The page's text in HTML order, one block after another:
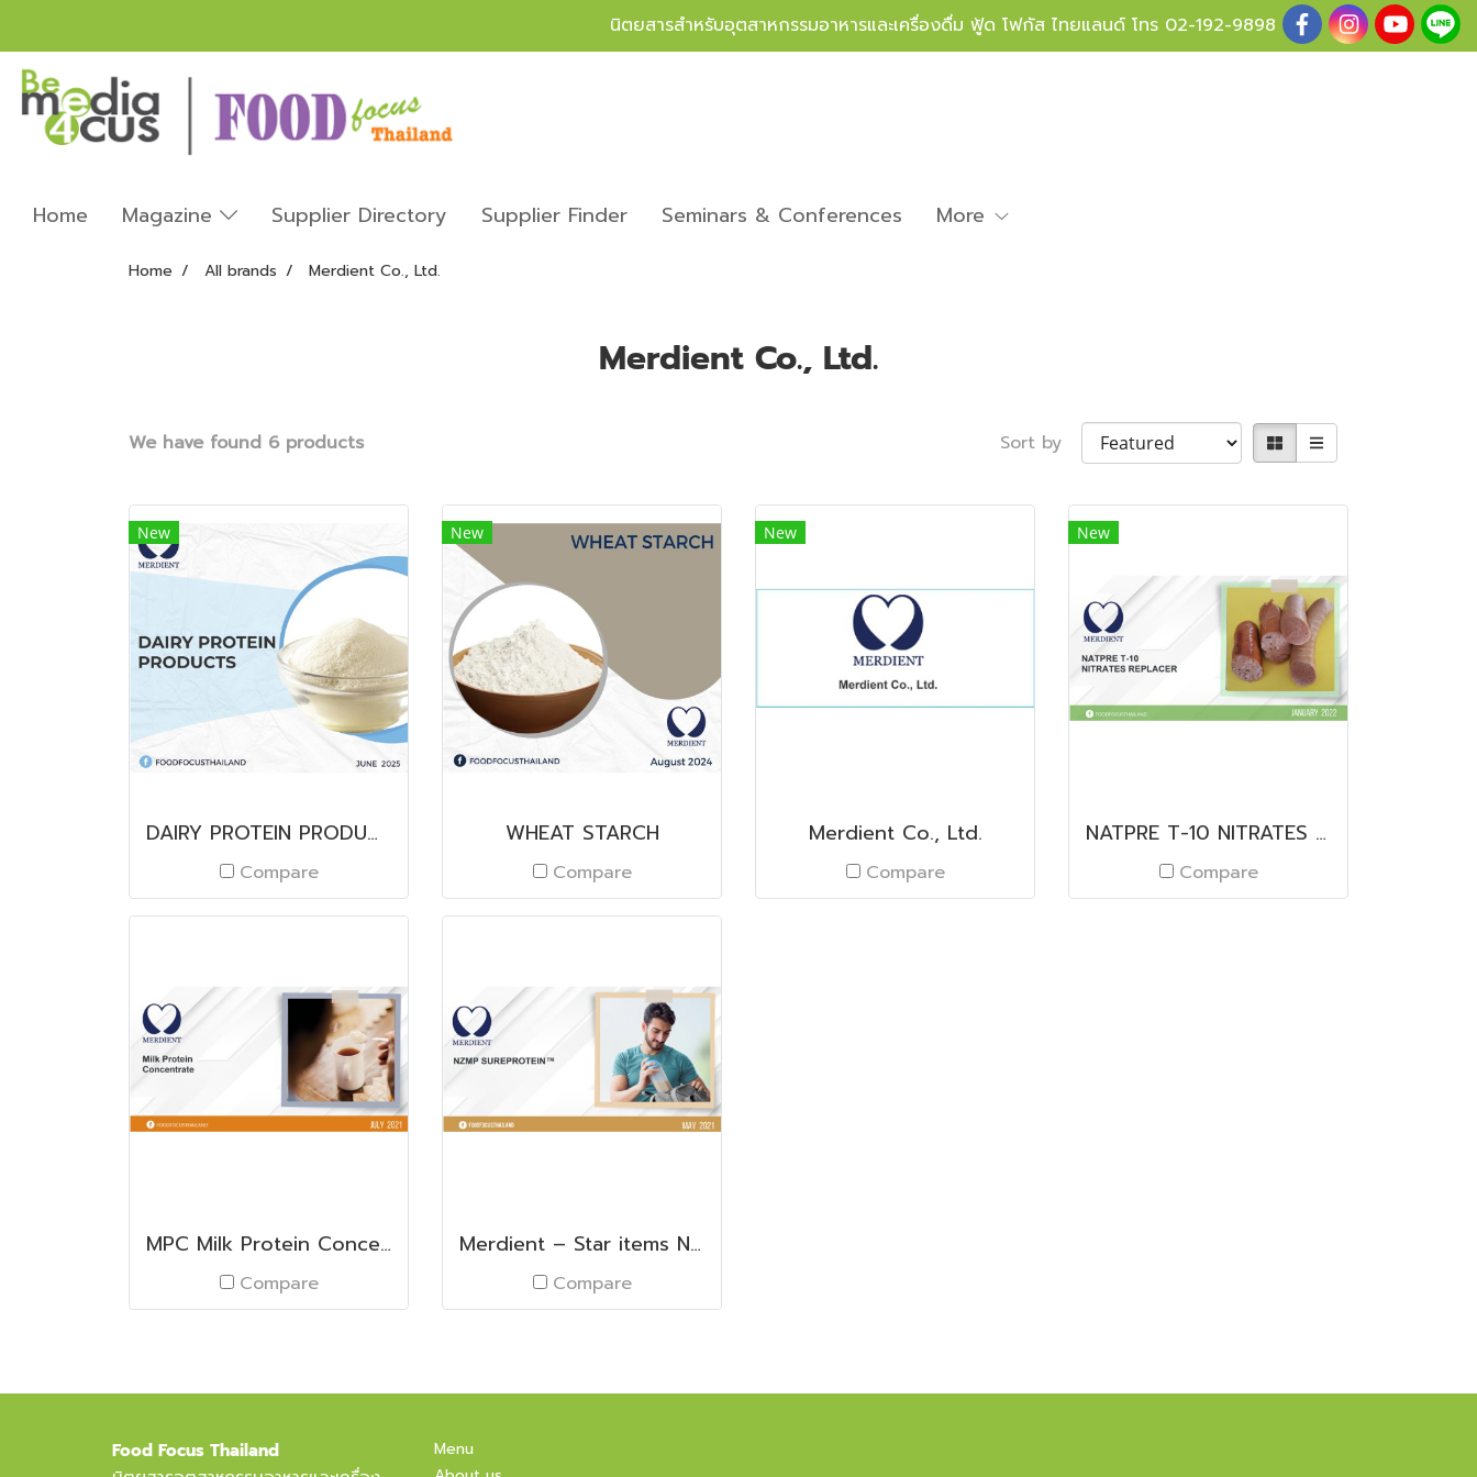
นิตยสารสำหรับอุตสาหกรรมอาหารและเครื่องดื่ม ฟู้ด โฟกัส ไทยแลนด์ โทร 02-192-9898
Home Magazine Supplier Directory Supplier Finder Seminars & Conferences More
Home All brands Merdient Co., Ltd.
Merdient Co., Ltd.
We have found 6 products Sort by
New
DAIRY PROTEIN PRODUCTS
Compare
New
WHEAT STARCH
Compare
New
Merdient Co., Ltd.
Compare
New
NATPRE T-10 NITRATES REPLACER
Compare
MPC Milk Protein Concentrate
Compare
Merdient – Star items NZMP SureProtein™
Compare
Food Focus Thailand
Menu